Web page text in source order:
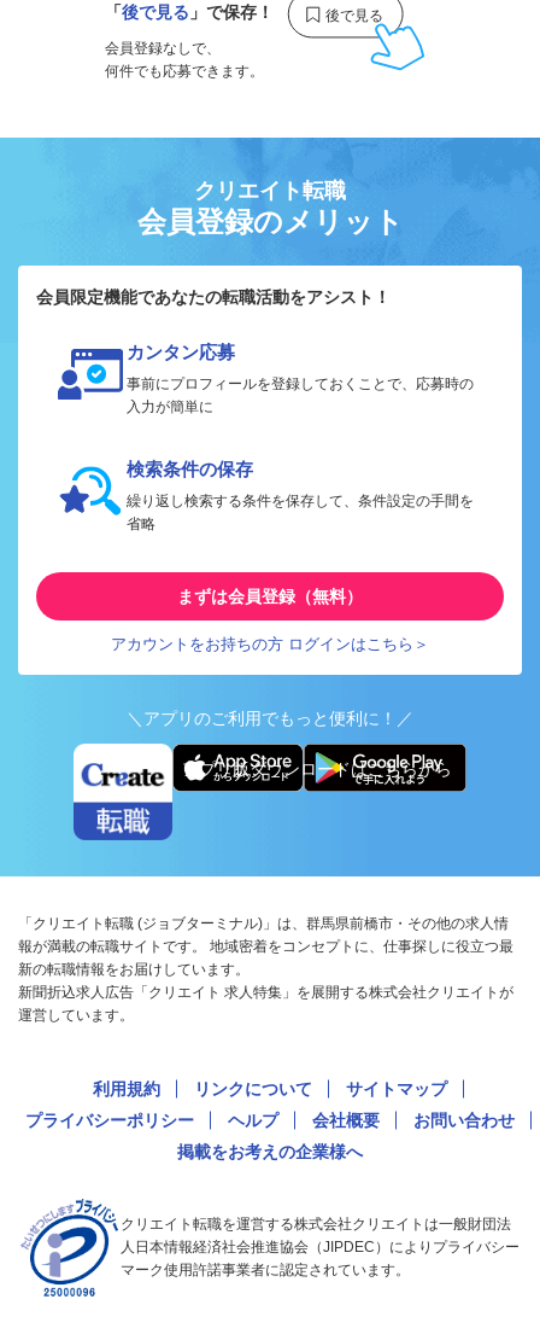
「後で見る 」で保存！
会員登録なしで、
何件でも応募できます。
クリエイト転職
会員登録のメリット
会員限定機能であなたの転職活動をアシスト！
カンタン応募
事前にプロフィールを登録しておくことで、応募時の
入力が簡単に
検索条件の保存
繰り返し検索する条件を保存して、条件設定の手間を
省略
まずは会員登録（無料）
アカウントをお持ちの方 ログインはこちら＞
＼アプリのご利用でもっと便利に！／
アプリ版ダウンロードはこちらから
「クリエイト転職 (ジョブターミナル)」は、群馬県前橋市・その他の求人情
報が満載の転職サイトです。 地域密着をコンセプトに、仕事探しに役立つ最
新の転職情報をお届けしています。
新聞折込求人広告「クリエイト 求人特集」を展開する株式会社クリエイトが
運営しています。
利用規約 リンクについて
サイトマップ
プライバシーポリシー
ヘルプ 会社概要
お問い合わせ
掲載をお考えの企業様へ
クリエイト転職を運営する株式会社クリエイトは一般財団法
人日本情報経済社会推進協会（JIPDEC）によりプライバシー
マーク使用許諾事業者に認定されています。